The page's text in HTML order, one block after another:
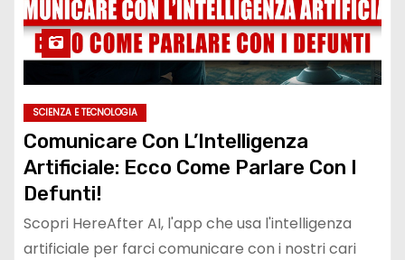
SCIENZA E TECNOLOGIA
Comunicare Con L’Intelligenza
Artificiale: Ecco Come Parlare Con I
Defunti!
Scopri HereAfter AI, l'app che usa l'intelligenza
artificiale per farci comunicare con i nostri cari